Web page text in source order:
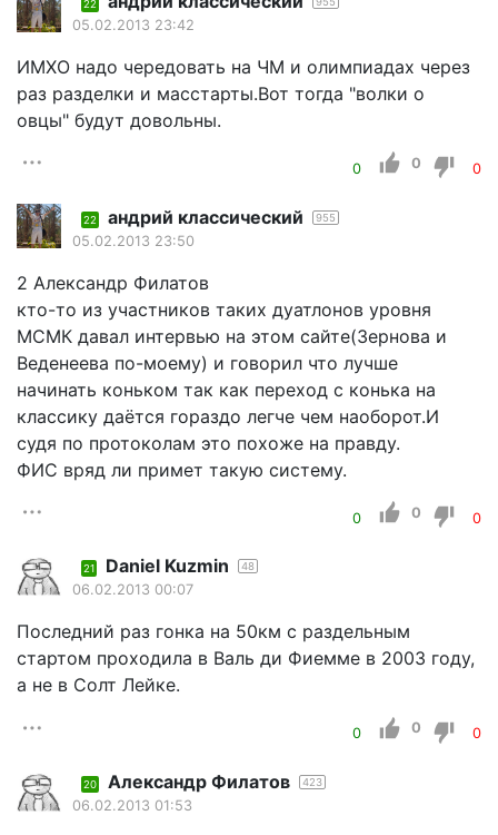
22
05.02.2013 23:42
ИМХО надо чередовать на ЧМ и олимпиадах через
раз разделки и масстарты.Вот тогда "волки о
овцы" будут довольны.
0 0 0
22 андрий классический 955
05.02.2013 23:50
2 Александр Филатов
кто-то из участников таких дуатлонов уровня
МСМК давал интервью на этом сайте(Зернова и
Веденеева по-моему) и говорил что лучше
начинать коньком так как переход с конька на
классику даётся гораздо легче чем наоборот.И
судя по протоколам это похоже на правду.
ФИС вряд ли примет такую систему.
0 0 0
21 Daniel Kuzmin 48
06.02.2013 00:07
Последний раз гонка на 50км с раздельным
стартом проходила в Валь ди Фиемме в 2003 году,
а не в Солт Лейке.
0 0 0
20 Александр Филатов 423
06.02.2013 01:53